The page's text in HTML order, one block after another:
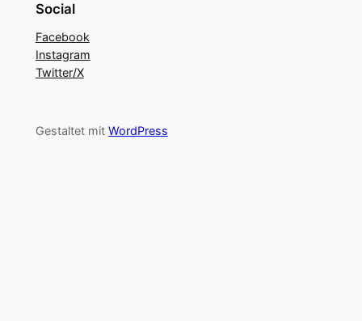
Social
Facebook
Instagram
Twitter/X
Gestaltet mit WordPress